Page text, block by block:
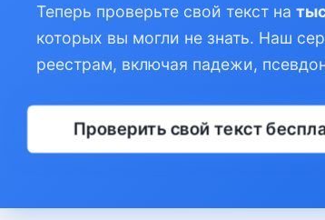
Теперь проверьте свой текст на
которых вы могли не знать. Наш
реестрам, включая падежи,
Проверить свой текст